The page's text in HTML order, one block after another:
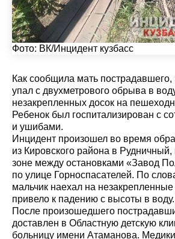
Фото: ВК/Инцидент кузбасс
Как сообщила мать
упал с двухметрового обрыва в
незакрепленных досок на
Ребенок был госпитализирован с
и ушибами.
Инцидент произошел во время
из Кировского района в
зоне между остановками «Завод
по улице Горноспасателей. По
мальчик наехал на незакрепленные
привело к падению с высоты в воду.
После произошедшего
доставлен в Областную детскую
больницу имени Атаманова.